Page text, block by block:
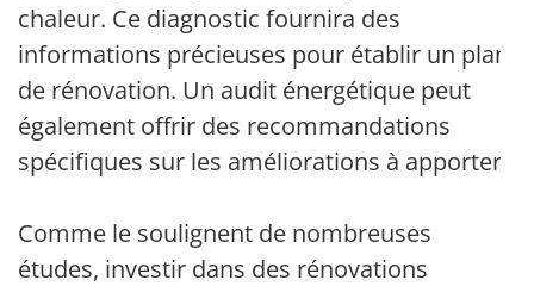
chaleur. Ce diagnostic fournira des
informations précieuses pour établir un plan
de rénovation. Un audit énergétique peut
également offrir des recommandations
spécifiques sur les améliorations à apporter.
Comme le soulignent de nombreuses
études, investir dans des rénovations